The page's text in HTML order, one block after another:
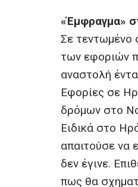
«Έμφραγμα»
Σε τεντωμένο
των εφοριών
αναστολή
Eφορίες σε
δρόμων στο
Ειδικά στο
απαιτούσε να
δεν έγινε.
πως θα